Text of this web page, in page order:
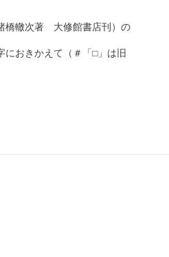
橋轍次著　大修館書店刊）の
におきかえて（＃「□」は旧